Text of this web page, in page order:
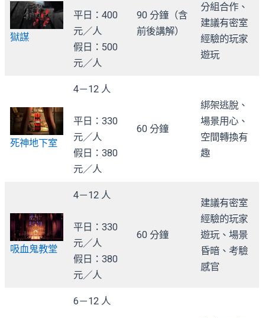
獄謀
平日：400
元／人
假日：500
元／人
90 分鐘（含
前後講解）
分組合作、
建議有密室
經驗的玩家
遊玩
死神地下室
4－12 人
平日：330
元／人
假日：380
元／人
60 分鐘
綁架逃脫、
場景用心、
空間轉換有
趣
吸血鬼教堂
4－12 人
平日：330
元／人
假日：380
元／人
60 分鐘
建議有密室
經驗的玩家
遊玩、場景
昏暗、考驗
感官
6－12 人